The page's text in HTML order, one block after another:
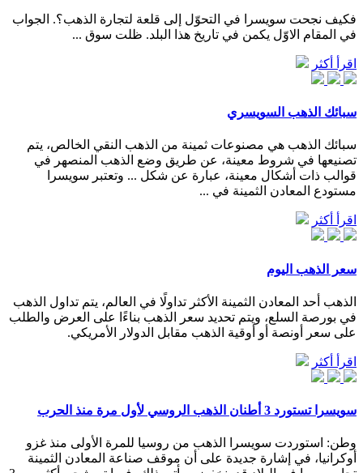
فكيف نجحت سويسرا في التحوّل إلى قلعة لتجارة الذهب؟. الجواب
في المقام الاوّل يكمن في تاريخ هذا البلد. ظلت سوق ...
اقرأ أكثر
سبائك الذهب السويسري
سبائك الذهب هي مصنوعات ثمينة من الذهب النقي الخالص، يتم
تصنيعها في شروط معينة، عن طريق وضع الذهب المنصهر في
قوالب ذات أشكال معينة، عبارة عن شكل ... وتعتبر سويسرا
مستودع المعادن الثمينة في ...
اقرأ أكثر
سعر الذهب اليوم
الذهب أحد المعادن الثمينة الأكثر تداولًا في العالم، يتم تداول الذهب
في بورصة السلع، ويتم تحديد سعر الذهب بناءًا على العرض والطلب
على سعر أونصة أو أوقية الذهب مقابل الدولار الأمريكي.
اقرأ أكثر
سويسرا تستورد 3 أطنان الذهب الروسي لأول مرة منذ الحرب
وطن: استوردت سويسرا الذهب من روسيا للمرة الأولى منذ غزو
أوكرانيا، في إشارة جديدة على أن موقف صناعة المعادن الثمينة